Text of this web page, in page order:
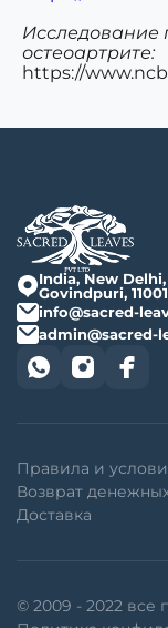
остеоартрите:
https://
India, New
Govindpuri,
info@sacred-
admin@sacred-
Правила и
Возврат
Доставка
© 2009 - 2022 все